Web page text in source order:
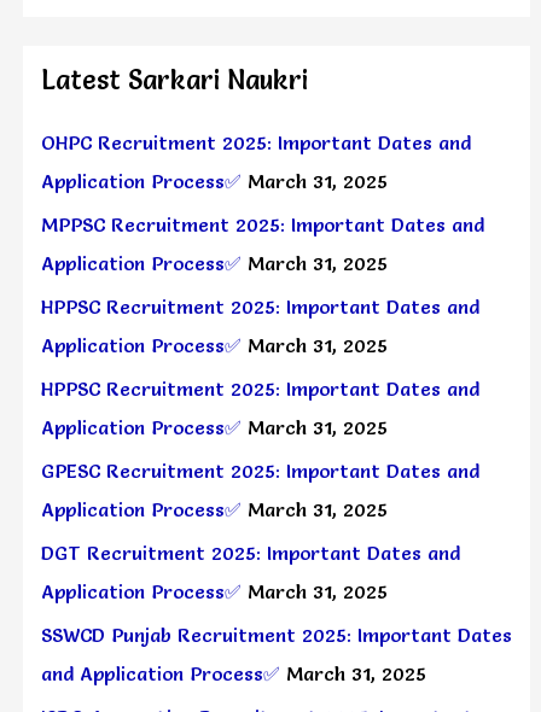
Latest Sarkari Naukri
OHPC Recruitment 2025: Important Dates and
Application Process✅ March 31, 2025
MPPSC Recruitment 2025: Important Dates and
Application Process✅ March 31, 2025
HPPSC Recruitment 2025: Important Dates and
Application Process✅ March 31, 2025
HPPSC Recruitment 2025: Important Dates and
Application Process✅ March 31, 2025
GPESC Recruitment 2025: Important Dates and
Application Process✅ March 31, 2025
DGT Recruitment 2025: Important Dates and
Application Process✅ March 31, 2025
SSWCD Punjab Recruitment 2025: Important Dates
and Application Process✅ March 31, 2025